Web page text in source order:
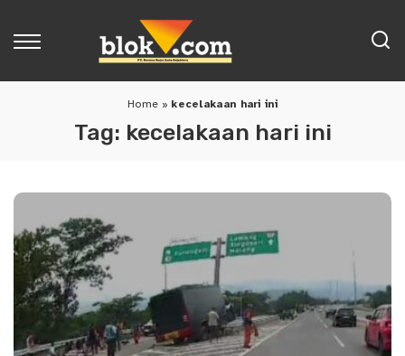
Home » kecelakaan hari ini
Tag: kecelakaan hari ini